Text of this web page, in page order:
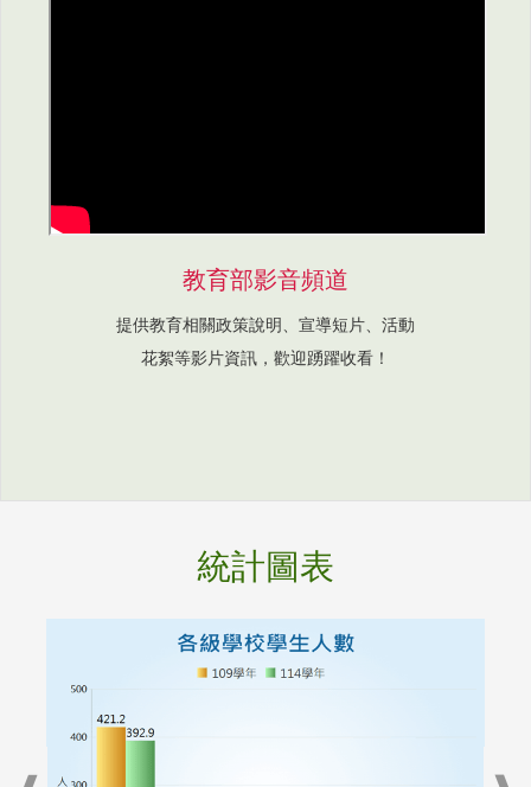
教育部影音頻道
提供教育相關政策說明、宣導短片、活動
花絮等影片資訊，歡迎踴躍收看！
統計圖表